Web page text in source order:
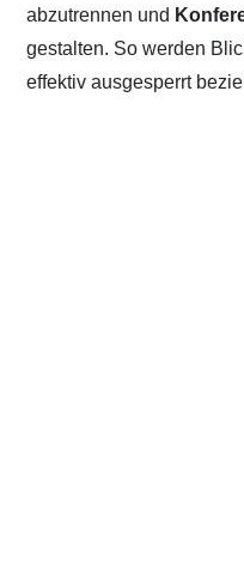
abzutrennen und
gestalten. So werden
effektiv ausgesperrt